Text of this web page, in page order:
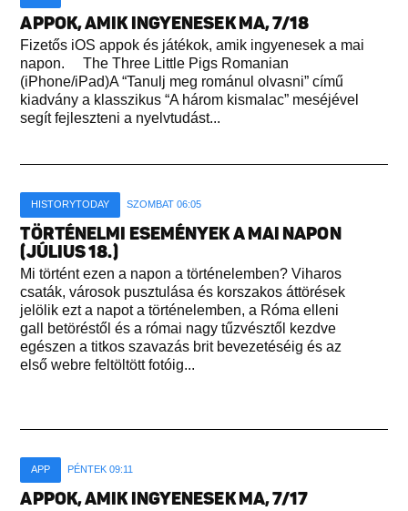
APPOK, AMIK INGYENESEK MA, 7/18
Fizetős iOS appok és játékok, amik ingyenesek a mai
napon. The Three Little Pigs Romanian
(iPhone/iPad)A “Tanulj meg románul olvasni” című
kiadvány a klasszikus “A három kismalac” meséjével
segít fejleszteni a nyelvtudást...
HISTORYTODAY SZOMBAT 06:05
TÖRTÉNELMI ESEMÉNYEK A MAI NAPON
(JÚLIUS 18.)
Mi történt ezen a napon a történelemben? Viharos
csaták, városok pusztulása és korszakos áttörések
jelölik ezt a napot a történelemben, a Róma elleni
gall betöréstől és a római nagy tűzvésztől kezdve
egészen a titkos szavazás brit bevezetéséig és az
első webre feltöltött fotóig...
APP PÉNTEK 09:11
APPOK, AMIK INGYENESEK MA, 7/17